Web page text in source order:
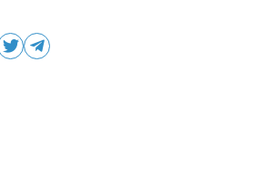
spre sud.
și cea mai mare